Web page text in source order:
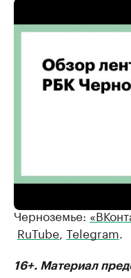
Черноземье:
RuTube Telegram
16+. Материал